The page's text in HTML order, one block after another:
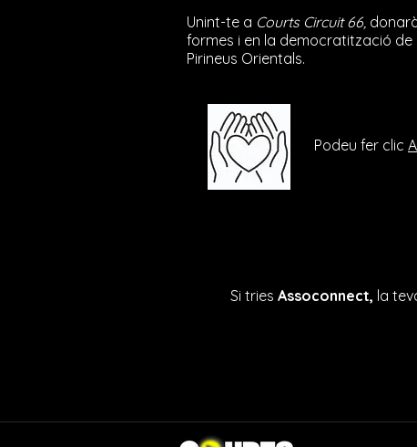
Unint-te a Courts Circuit 66,
formes i en la democratització
Pirineus Orientals.
Podeu fer clic
Si tries Assoconnect, la